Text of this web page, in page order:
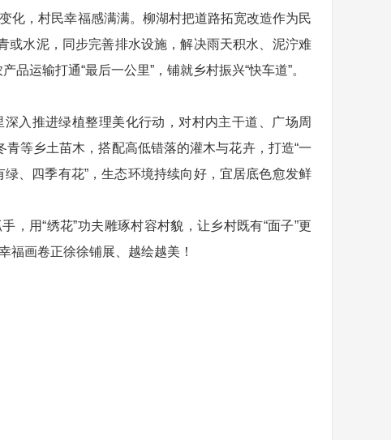
化，村民幸福感满满。柳湖村把道路拓宽改造作为民
或水泥，同步完善排水设施，解决雨天积水、泥泞难
运输打通“最后一公里”，铺就乡村振兴“快车道”。
入推进绿植整理美化行动，对村内主干道、广场周
等乡土苗木，搭配高低错落的灌木与花卉，打造“一
、四季有花”，生态环境持续向好，宜居底色愈发鲜
用“绣花”功夫雕琢村容村貌，让乡村既有“面子”更
福画卷正徐徐铺展、越绘越美！